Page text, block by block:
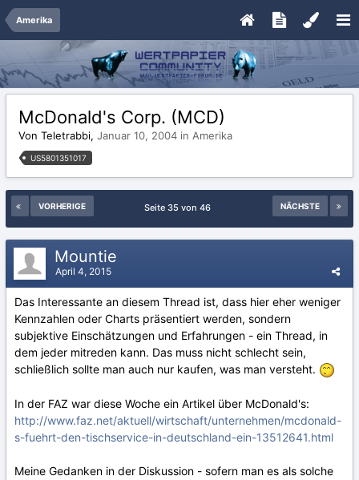
Amerika
McDonald's Corp. (MCD)
Von Teletrabbi, Januar 10, 2004 in Amerika
US5801351017
VORHERIGE NÄCHSTE
Seite 35 von 46
Mountie
April 4, 2015
Das Interessante an diesem Thread ist, dass hier eher weniger
Kennzahlen oder Charts präsentiert werden, sondern
subjektive Einschätzungen und Erfahrungen - ein Thread, in
dem jeder mitreden kann. Das muss nicht schlecht sein,
schließlich sollte man auch nur kaufen, was man versteht.
In der FAZ war diese Woche ein Artikel über McDonald's:
http://www.faz.net/aktuell/wirtschaft/unternehmen/mcdonald-
s-fuehrt-den-tischservice-in-deutschland-ein-13512641.html
Meine Gedanken in der Diskussion - sofern man es als solche